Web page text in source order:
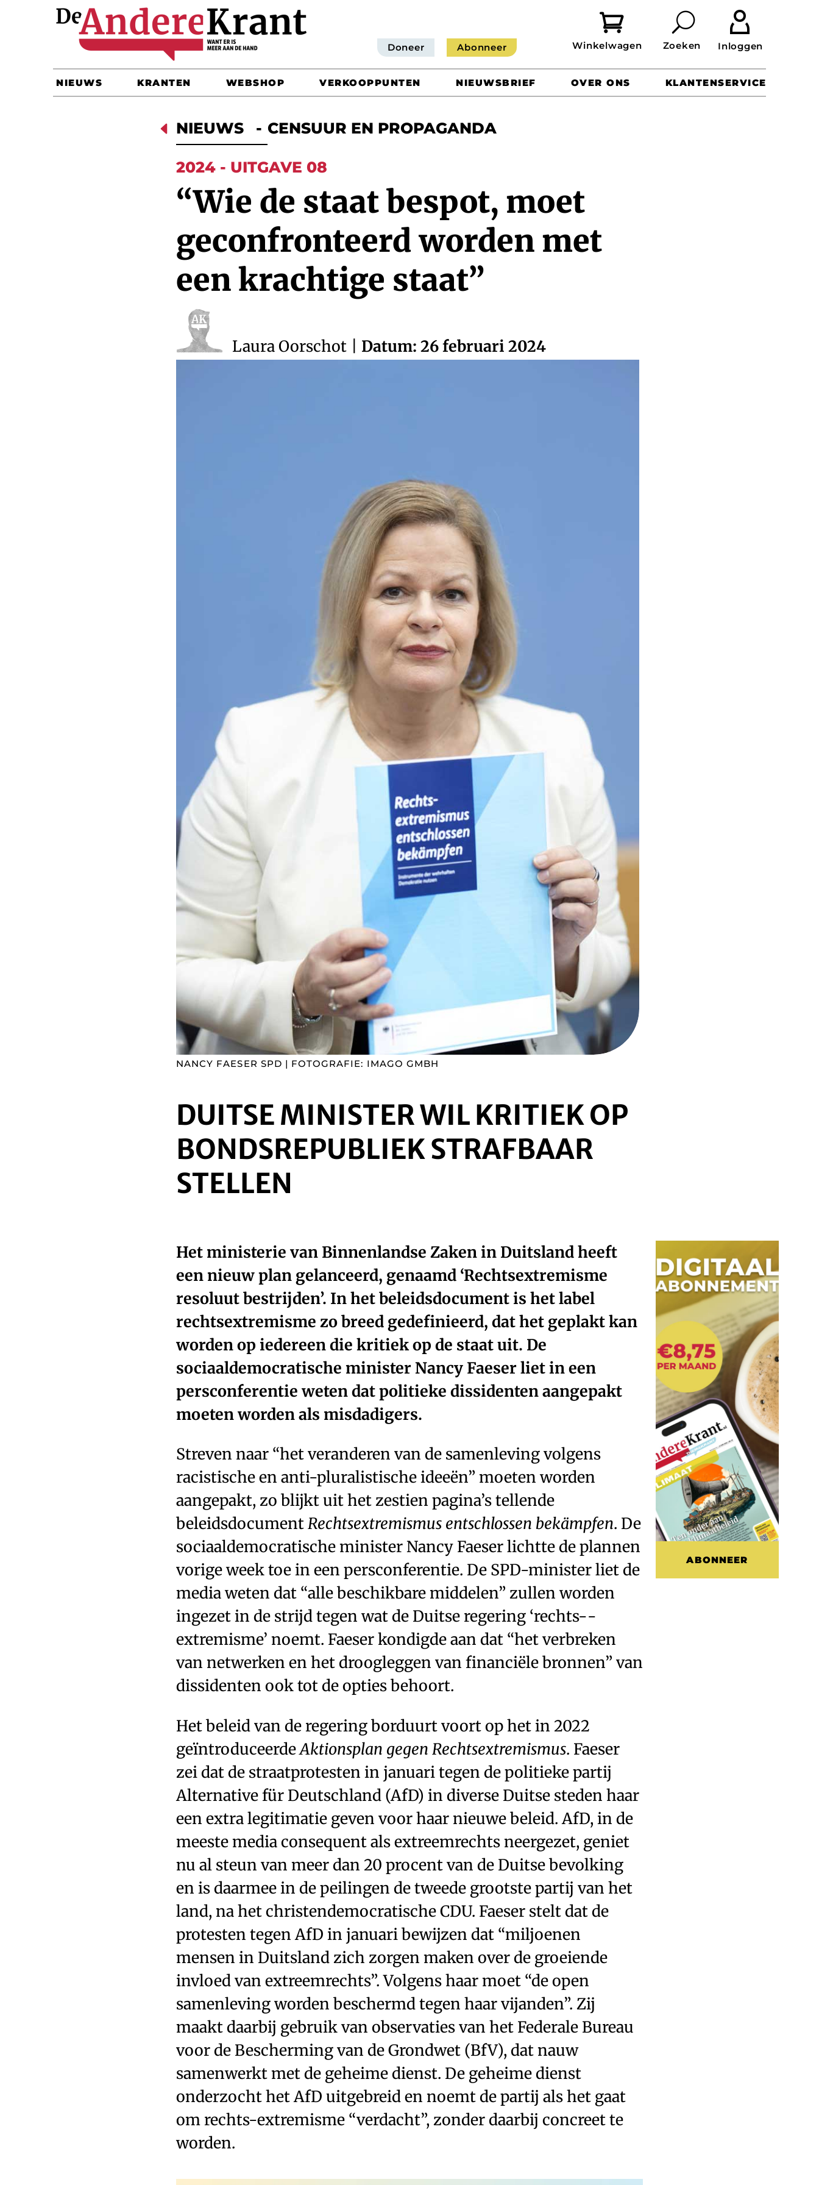
Doneer Abonneer
 
NIEUWS KRANTEN WEBSHOP VERKOOPPUNTEN NIEUWSBRIEF OVER ONS KLANTENSERVICE
D NIEUWS - CENSUUR EN PROPAGANDA
2024 - UITGAVE 08
“Wie de staat bespot, moet
geconfronteerd worden met
een krachtige staat”
Laura Oorschot Datum: 26 februari 2024
NANCY FAESER SPD | FOTOGRAFIE: IMAGO GMBH
DUITSE MINISTER WIL KRITIEK OP
BONDSREPUBLIEK STRAFBAAR
STELLEN
Het ministerie van Binnenlandse Zaken in Duitsland heeft
een nieuw plan gelanceerd, genaamd ‘Rechtsextremisme
resoluut bestrijden’. In het beleidsdocument is het label
rechtsextremisme zo breed gedefinieerd, dat het geplakt kan
worden op iedereen die kritiek op de staat uit. De
sociaaldemocratische minister Nancy Faeser liet in een
persconferentie weten dat politieke dissidenten aangepakt
moeten worden als misdadigers.
Streven naar “het veranderen van de samenleving volgens
racistische en ­anti-pluralistische ideeën” moeten worden
aangepakt, zo blijkt uit het zestien pagina’s tellende
beleidsdocumentRechtsextremismus entschlossen bekämpfen. De
sociaaldemocratische minister Nancy Faeser lichtte de plannen
vorige week toe in een persconferentie. De SPD-minister liet de
media weten dat “alle beschikbare middelen” zullen worden
ingezet in de strijd tegen wat de Duitse regering ‘rechts-­
extremisme’ noemt. Faeser kondigde aan dat “het verbreken
van netwerken en het droogleggen van financiële bronnen” van
dissidenten ook tot de opties behoort.
Het beleid van de regering borduurt voort op het in 2022
geïntroduceerdeAktionsplan gegen Rechtsextremismus. Faeser
zei dat de straatprotesten in januari tegen de politieke partij
Alternative für Deutschland (AfD) in diverse Duitse steden haar
een extra legitimatie geven voor haar nieuwe beleid. AfD, in de
meeste media consequent als extreemrechts neergezet, geniet
nu al steun van meer dan 20 procent van de Duitse bevolking
en is daarmee in de peilingen de tweede grootste partij van het
land, na het christendemocratische CDU. Faeser stelt dat de
protesten tegen AfD in januari bewijzen dat “miljoenen
mensen in Duitsland zich zorgen maken over de groeiende
invloed van extreemrechts”. Volgens haar moet “de open
samenleving worden beschermd tegen haar vijanden”. Zij
maakt daarbij gebruik van observaties van het Federale Bureau
voor de Bescherming van de Grondwet (BfV), dat nauw
samenwerkt met de geheime dienst. De geheime dienst
onderzocht het AfD uitgebreid en noemt de partij als het gaat
om rechts-extremisme “verdacht”, zonder daarbij concreet te
worden.
ABONNEER